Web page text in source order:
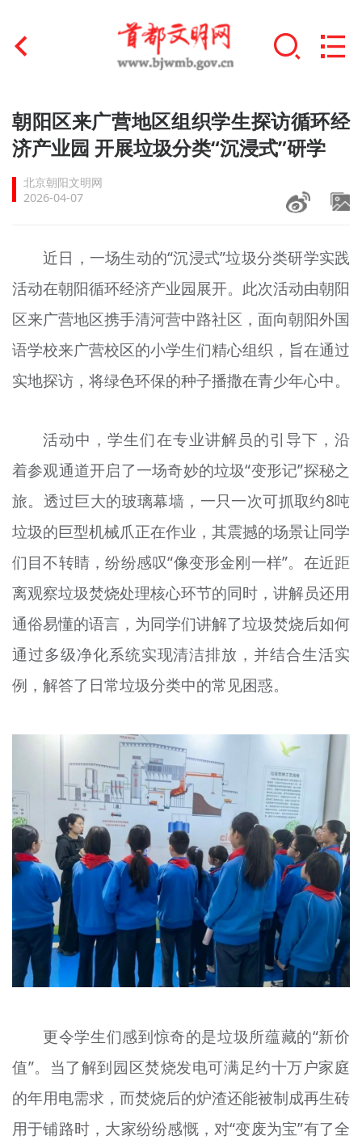
首页
文明创建
文明实践
未成年人思想道德建设
榜样人物
+
身边好人
文明评论
宣传思想文化人才
专题
资料库
+
朝阳区来广营地区组织学生探访循环经
济产业园 开展垃圾分类“沉浸式”研学
北京朝阳文明网
2026-04-07
近日，一场生动的“沉浸式”垃圾分类研学实践
活动在朝阳循环经济产业园展开。此次活动由朝阳
区来广营地区携手清河营中路社区，面向朝阳外国
语学校来广营校区的小学生们精心组织，旨在通过
实地探访，将绿色环保的种子播撒在青少年心中。
活动中，学生们在专业讲解员的引导下，沿
着参观通道开启了一场奇妙的垃圾“变形记”探秘之
旅。透过巨大的玻璃幕墙，一只一次可抓取约8吨
垃圾的巨型机械爪正在作业，其震撼的场景让同学
们目不转睛，纷纷感叹“像变形金刚一样”。在近距
离观察垃圾焚烧处理核心环节的同时，讲解员还用
通俗易懂的语言，为同学们讲解了垃圾焚烧后如何
通过多级净化系统实现清洁排放，并结合生活实
例，解答了日常垃圾分类中的常见困惑。
更令学生们感到惊奇的是垃圾所蕴藏的“新价
值”。当了解到园区焚烧发电可满足约十万户家庭
的年用电需求，而焚烧后的炉渣还能被制成再生砖
用于铺路时，大家纷纷感慨，对“变废为宝”有了全